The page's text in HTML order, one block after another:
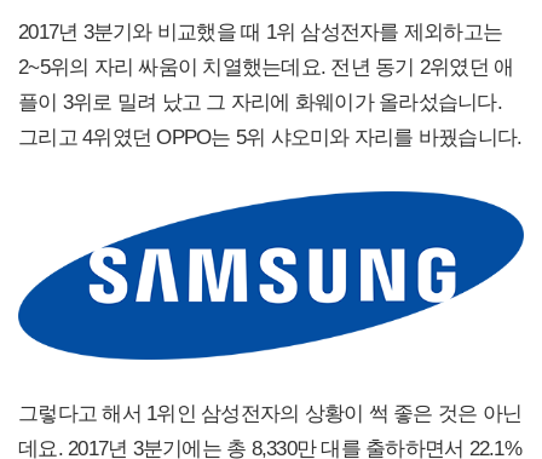
2017년 3분기와 비교했을 때 1위 삼성전자를 제외하고는
2~5위의 자리 싸움이 치열했는데요. 전년 동기 2위였던 애
플이 3위로 밀려 났고 그 자리에 화웨이가 올라섰습니다.
그리고 4위였던 OPPO는 5위 샤오미와 자리를 바꿨습니다.
그렇다고 해서 1위인 삼성전자의 상황이 썩 좋은 것은 아닌
데요. 2017년 3분기에는 총 8,330만 대를 출하하면서 22.1%